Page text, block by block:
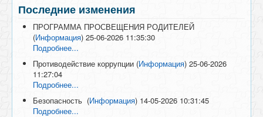
Последние изменения
ПРОГРАММА ПРОСВЕЩЕНИЯ РОДИТЕЛЕЙ
(Информация) 25-06-2026 11:35:30
Подробнее...
Противодействие коррупции (Информация) 25-06-2026
11:27:04
Подробнее...
Безопасность (Информация) 14-05-2026 10:31:45
Подробнее...